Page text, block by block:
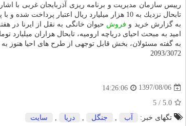
رییس سازمان مدیریت و برنامه ریزی آذربایجان غربی با
تابحال نزدیك به 10 هزار میلیارد ریال اعتبار پرداخت شده و با پیشرفت فیزیكی قابل قبولی در حال اجراست.
به گزارش خرید و فروش حیوان خانگی به نقل از ایرنا در
امید به مبحث احیای دریاچه ارومیه، تابحال هزاران
به گفته مسئولان، بخش قابل توجهی از طرح های احیا هنوز
2093/3072
1397/08/06
14:26:06
5.0
/
5
تگهای خبر:
آب جنگل دریا سایت